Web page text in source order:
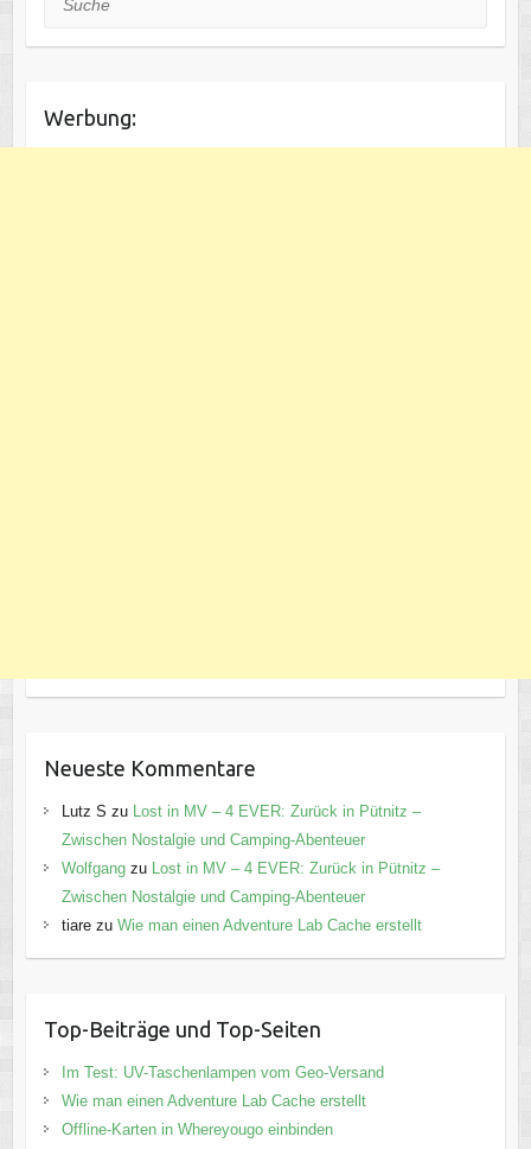
Werbung:
Neueste Kommentare
Lutz S zu
Lost in MV – 4 EVER: Zurück in Pütnitz –
Zwischen Nostalgie und Camping-Abenteuer
Wolfgangzu
Lost in MV – 4 EVER: Zurück in Pütnitz –
Zwischen Nostalgie und Camping-Abenteuer
tiarezu Wie man einen Adventure Lab Cache erstellt
Top-Beiträge und Top-Seiten
Im Test: UV-Taschenlampen vom Geo-Versand
Wie man einen Adventure Lab Cache erstellt
Offline-Karten in Whereyougo einbinden